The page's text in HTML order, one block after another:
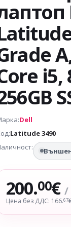
i5,
Dell
Latitude 3490
Външен
200.00€ /
Цена без ДДС: 166.67